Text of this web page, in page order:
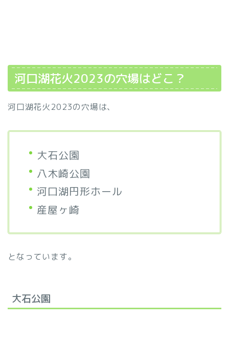
河口湖花火2023の穴場はどこ？
河口湖花火2023の穴場は、
大石公園
八木崎公園
河口湖円形ホール
産屋ヶ崎
となっています。
大石公園